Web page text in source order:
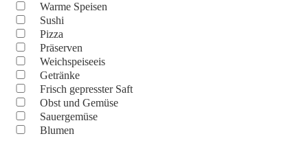
Warme Speisen
Sushi
Pizza
Präserven
Weichspeiseeis
Getränke
Frisch gepresster Saft
Obst und Gemüse
Sauergemüse
Blumen